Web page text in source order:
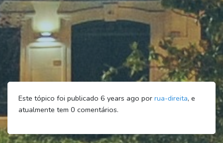
Este tópico foi publicado 6 years ago por rua-direita, e
atualmente tem 0 comentários.